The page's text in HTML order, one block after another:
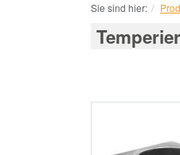
Sie sind hier: